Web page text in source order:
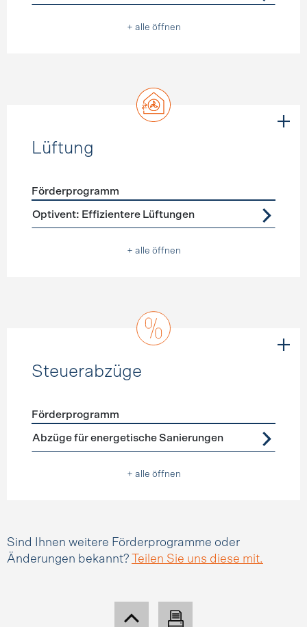
+ alle öffnen
Lüftung
Förderprogramme Lüftung
Förderprogramm
Optivent: Effizientere Lüftungen
+ alle öffnen
Steuerabzüge
Förderprogramme Steuerabzüge
Förderprogramm
Abzüge für energetische Sanierungen
+ alle öffnen
Sind Ihnen weitere Förderprogramme oder
Änderungen bekannt?
Teilen Sie uns diese mit.